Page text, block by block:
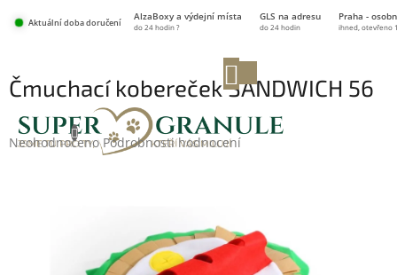
Aktuální doba doručení
AlzaBoxy a výdejní místa GLS na adresu Praha -
do 24 hodin ? do 24 hodin ihned, otevřeno
KOŠÍK
Čmuchací kobereček SANDWICH 56
cm
Průměrné
Neohodnoceno Podrobnosti hodnocení